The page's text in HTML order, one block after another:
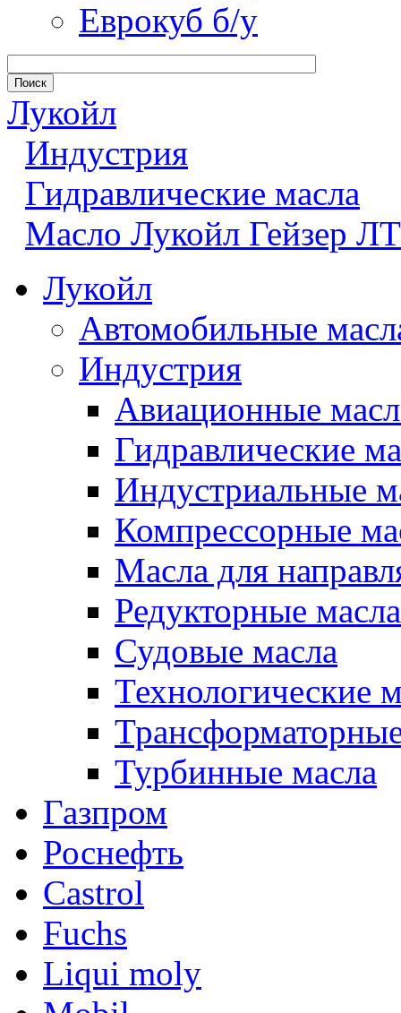
Еврокуб б/у
Лукойл
Индустрия
Гидравлические масла
Масло Лукойл Гейзер
Лукойл
Автомобильные
Индустрия
Авиационные
Гидравлические
Индустриальные
Компрессорные
Масла для
Редукторные масла
Судовые масла
Технологические
Турбинные масла
Газпром
Роснефть
Castrol
Fuchs
Liqui moly